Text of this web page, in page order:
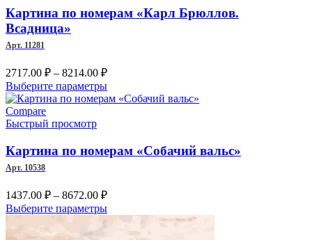
Опции
можно
товара.
Картина по номерам «Карл Брюллов.
Всадница»
Арт. 11281
2717.00 ₽ – 8214.00 ₽Диапазон
цен:
2717.00 ₽
Выберите параметрыЭтот
товар
Опции
можно
странице
товара.
Compare
Быстрый просмотр
Картина по номерам «Собачий вальс»
Арт. 10538
1437.00 ₽ – 8672.00 ₽Диапазон
цен:
1437.00 ₽
Выберите параметрыЭтот